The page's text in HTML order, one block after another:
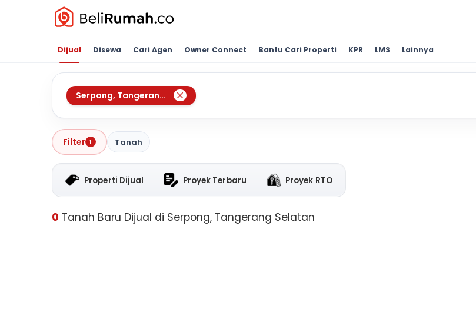
Dijual Disewa Cari Agen Owner Connect Bantu Cari Properti KPR LMS Lainnya
Serpong, Tangerang Selatan
Filter 1 Tanah
Properti Dijual Proyek Terbaru Proyek RTO
0 Tanah Baru Dijual di Serpong, Tangerang Selatan